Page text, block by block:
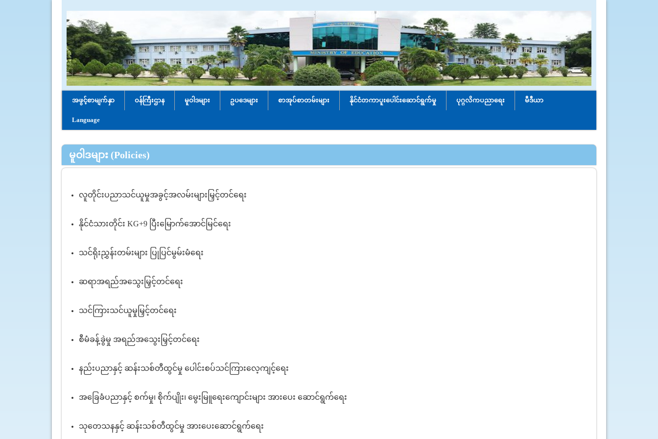
အဖွင့်စာမျက်နှာ ဝန်ကြီးဌာန မူဝါဒများ ဥပဒေများ စာအုပ်စာတမ်းများ နိုင်ငံတကာပူးပေါင်း‌ဆောင်ရွက်မှု ပုဂ္ဂလိကပညာရေး မီဒီယာ
Language
မူဝါဒများ (Policies)
လူတိုင်းပညာသင်ယူမှုအခွင့်အလမ်းများမြှင့်တင်ရေး
နိုင်ငံသားတိုင်း KG+9 ပြီးမြောက်အောင်မြင်ရေး
သင်ရိုးညွှန်းတမ်းများ ပြုပြင်မွမ်းမံရေး
ဆရာအရည်အသွေးမြှင့်တင်ရေး
သင်ကြားသင်ယူမှုမြှင့်တင်ရေး
စီမံခန့်ခွဲမှု အရည်အသွေးမြှင့်တင်ရေး
နည်းပညာနှင့် ဆန်းသစ်တီထွင်မှု ပေါင်းစပ်သင်ကြားလေ့ကျင့်ရေး
အခြေခံပညာနှင့် စက်မှု၊ စိုက်ပျိုး၊ မွေးမြူရေးကျောင်းများ အားပေး ဆောင်ရွက်ရေး
သုတေသနနှင့် ဆန်းသစ်တီထွင်မှု အားပေးဆောင်ရွက်ရေး